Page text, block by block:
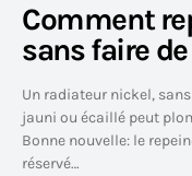
Comment
sans faire
Un radiateur nickel,
jauni ou écaillé peut
Bonne nouvelle: le
réservé…